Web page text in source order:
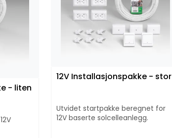
- liten
12V Installasjonspakke - stor
Utvidet startpakke beregnet for
12V baserte solcelleanlegg.